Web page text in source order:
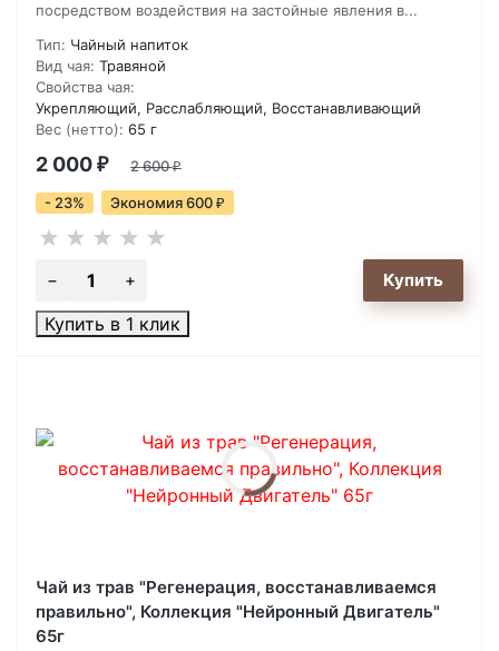
посредством воздействия на застойные явления в...
Тип: Чайный напиток
Вид чая: Травяной
Свойства чая:
Укрепляющий, Расслабляющий, Восстанавливающий
Вес (нетто): 65 г
2 000 ₽ 2 600₽
- 23% Экономия 600 ₽
Купить в 1 клик
Чай из трав "Регенерация, восстанавливаемся
правильно", Коллекция "Нейронный Двигатель"
65г